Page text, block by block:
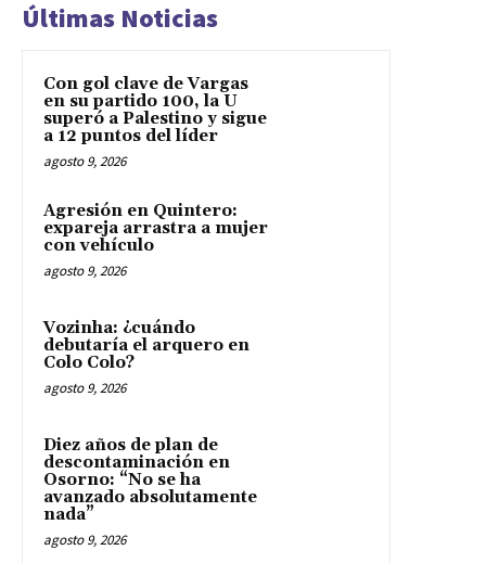
Últimas Noticias
Con gol clave de Vargas
en su partido 100, la U
superó a Palestino y sigue
a 12 puntos del líder
agosto 9, 2026
Agresión en Quintero:
expareja arrastra a mujer
con vehículo
agosto 9, 2026
Vozinha: ¿cuándo
debutaría el arquero en
Colo Colo?
agosto 9, 2026
Diez años de plan de
descontaminación en
Osorno: “No se ha
avanzado absolutamente
nada”
agosto 9, 2026